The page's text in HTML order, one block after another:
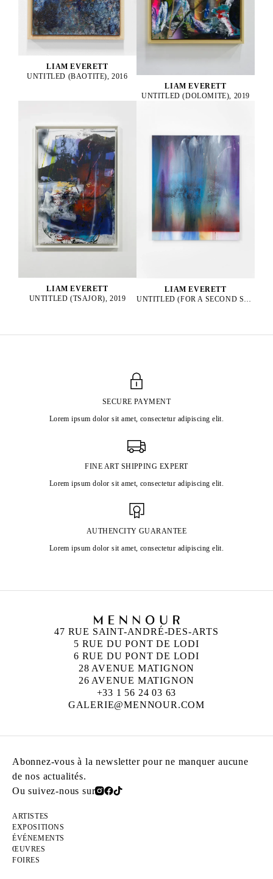
LIAM EVERETT
UNTITLED (BAOTITE), 2016
LIAM EVERETT
UNTITLED (DOLOMITE), 2019
LIAM EVERETT
UNTITLED (TSAJOR), 2019
LIAM EVERETT
SECURE PAYMENT
Lorem ipsum dolor sit amet, consectetur adipiscing elit.
FINE ART SHIPPING EXPERT
Lorem ipsum dolor sit amet, consectetur adipiscing elit.
AUTHENCITY GUARANTEE
Lorem ipsum dolor sit amet, consectetur adipiscing elit.
47 RUE SAINT-ANDRÉ-DES-ARTS
5 RUE DU PONT DE LODI
6 RUE DU PONT DE LODI
28 AVENUE MATIGNON
26 AVENUE MATIGNON
+33 1 56 24 03 63
GALERIE@MENNOUR.COM
Abonnez-vous à la newsletter pour ne manquer aucune
de nos actualités.
Ou suivez-nous sur
ARTISTES
EXPOSITIONS
ÉVÉNEMENTS
ŒUVRES
FOIRES